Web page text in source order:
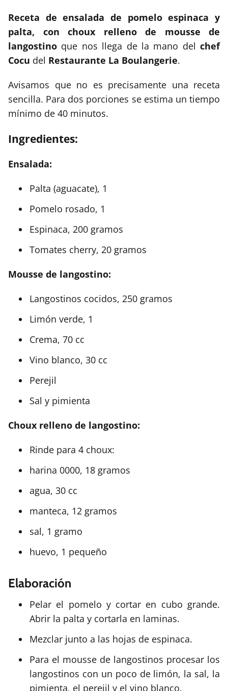
Receta de ensalada de pomelo espinaca y
palta, con choux relleno de mousse de
langostino que nos llega de la mano del chef
Cocu del Restaurante La Boulangerie.
Avisamos que no es precisamente una receta
sencilla. Para dos porciones se estima un tiempo
mínimo de 40 minutos.
Ingredientes:
Ensalada:
Palta (aguacate), 1
Pomelo rosado, 1
Espinaca, 200 gramos
Tomates cherry, 20 gramos
Mousse de langostino:
Langostinos cocidos, 250 gramos
Limón verde, 1
Crema, 70 cc
Vino blanco, 30 cc
Perejil
Sal y pimienta
Choux relleno de langostino:
Rinde para 4 choux:
harina 0000, 18 gramos
agua, 30 cc
manteca, 12 gramos
sal, 1 gramo
huevo, 1 pequeño
Elaboración
Pelar el pomelo y cortar en cubo grande.
Abrir la palta y cortarla en laminas.
Mezclar junto a las hojas de espinaca.
Para el mousse de langostinos procesar los
langostinos con un poco de limón, la sal, la
pimienta, el perejil y el vino blanco.